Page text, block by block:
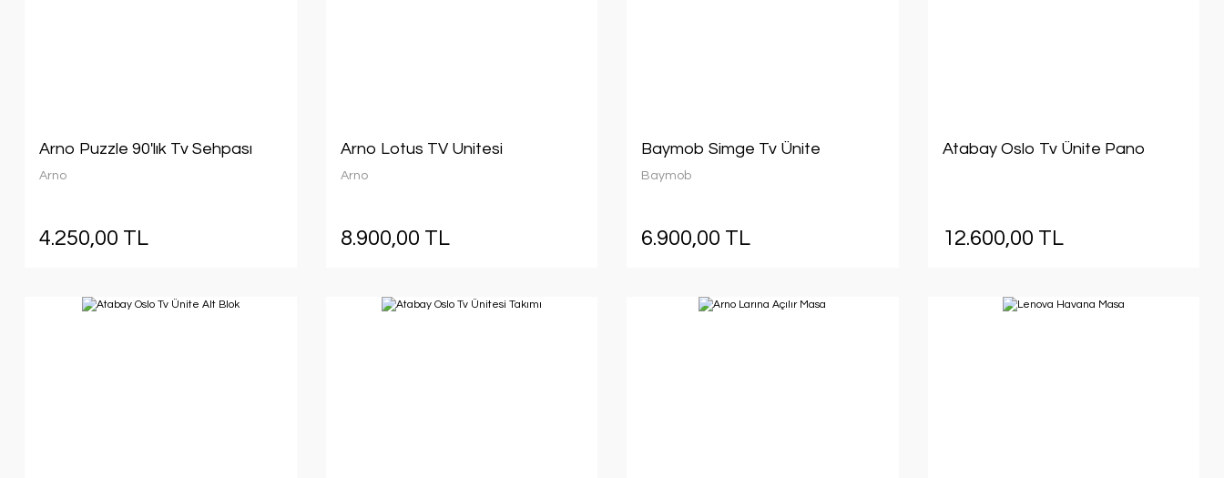
Arno Puzzle 90'lık Tv Sehpası
Arno
4.250,00 TL
Arno Lotus TV Unitesi
Arno
8.900,00 TL
Baymob Simge Tv Ünite
Baymob
6.900,00 TL
Atabay Oslo Tv Ünite Pano
12.600,00 TL